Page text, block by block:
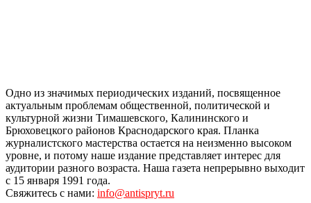
Одно из значимых периодических изданий, посвященное
актуальным проблемам общественной, политической и
культурной жизни Тимашевского, Калининского и
Брюховецкого районов Краснодарского края. Планка
журналистского мастерства остается на неизменно высоком
уровне, и потому наше издание представляет интерес для
аудитории разного возраста. Наша газета непрерывно выходит
с 15 января 1991 года.
Свяжитесь с нами: info@antispryt.ru